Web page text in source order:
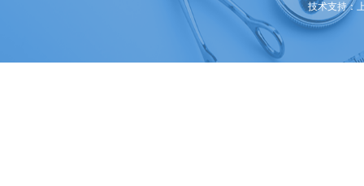
技术支持：